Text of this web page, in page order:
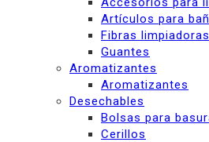
Artículos para
Fibras limpiadoras
Guantes
Aromatizantes
Aromatizantes
Desechables
Bolsas para
Cerillos